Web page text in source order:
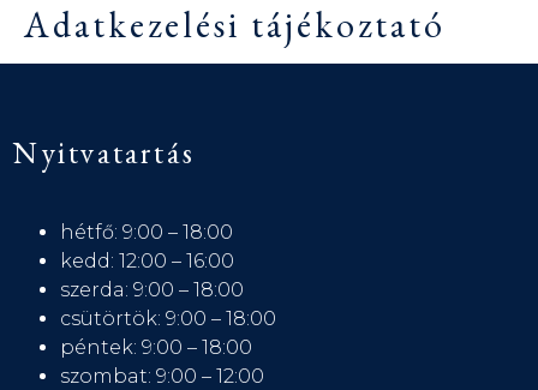
Adatkezelési tájékoztató
Nyitvatartás
hétfő: 9:00 – 18:00
kedd: 12:00 – 16:00
szerda: 9:00 – 18:00
csütörtök: 9:00 – 18:00
péntek: 9:00 – 18:00
szombat: 9:00 – 12:00